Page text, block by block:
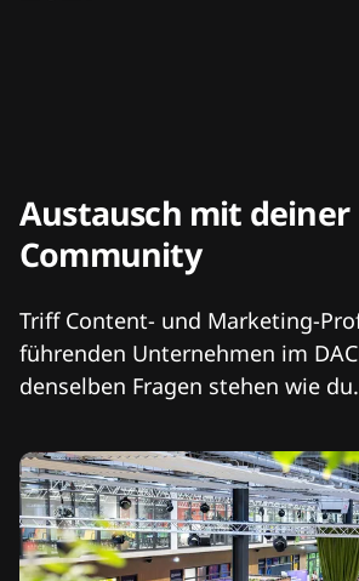
Austausch mit deiner
Community
Triff Content- und Marketing-
führenden Unternehmen im
denselben Fragen stehen wie du.